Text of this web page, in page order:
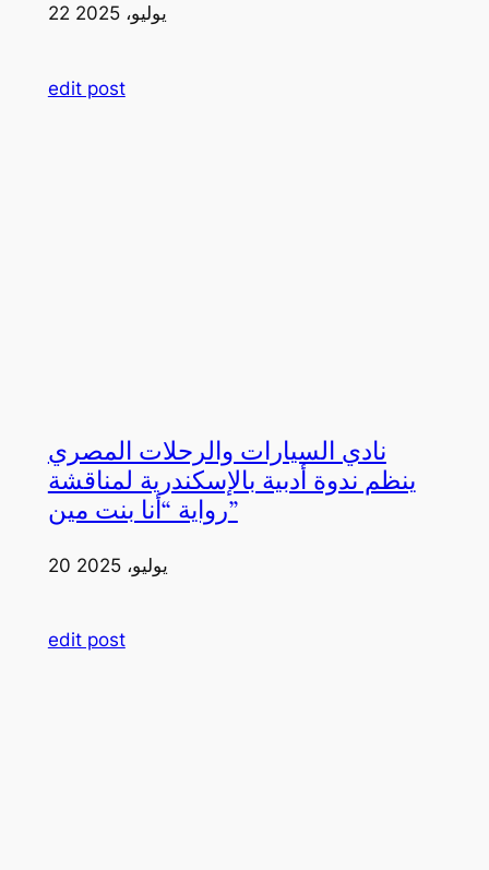
22 يوليو، 2025
edit post
نادي السيارات والرحلات المصري
ينظم ندوة أدبية بالإسكندرية لمناقشة
رواية “أنا بنت مين”
20 يوليو، 2025
edit post